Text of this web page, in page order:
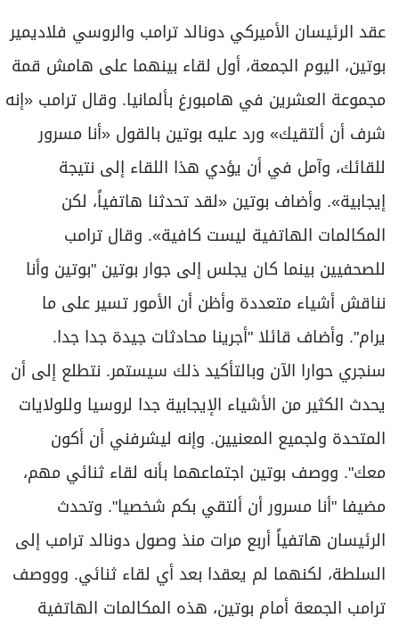
عقد الرئيسان الأميركي دونالد ترامب والروسي فلاديمير
بوتين، اليوم الجمعة، أول لقاء بينهما على هامش قمة
مجموعة العشرين في هامبورغ بألمانيا. وقال ترامب «إنه
شرف أن ألتقيك» ورد عليه بوتين بالقول «أنا مسرور
للقائك، وآمل في أن يؤدي هذا اللقاء إلى نتيجة
إيجابية». وأضاف بوتين «لقد تحدثنا هاتفياً، لكن
المكالمات الهاتفية ليست كافية». وقال ترامب
للصحفيين بينما كان يجلس إلى جوار بوتين "بوتين وأنا
نناقش أشياء متعددة وأظن أن الأمور تسير على ما
يرام". وأضاف قائلا "أجرينا محادثات جيدة جدا جدا.
سنجري حوارا الآن وبالتأكيد ذلك سيستمر. نتطلع إلى أن
يحدث الكثير من الأشياء الإيجابية جدا لروسيا وللولايات
المتحدة ولجميع المعنيين. وإنه ليشرفني أن أكون
معك". ووصف بوتين اجتماعهما بأنه لقاء ثنائي مهم،
مضيفا "أنا مسرور أن ألتقي بكم شخصيا". وتحدث
الرئيسان هاتفياً أربع مرات منذ وصول دونالد ترامب إلى
السلطة، لكنهما لم يعقدا بعد أي لقاء ثنائي. وووصف
ترامب الجمعة أمام بوتين، هذه المكالمات الهاتفية